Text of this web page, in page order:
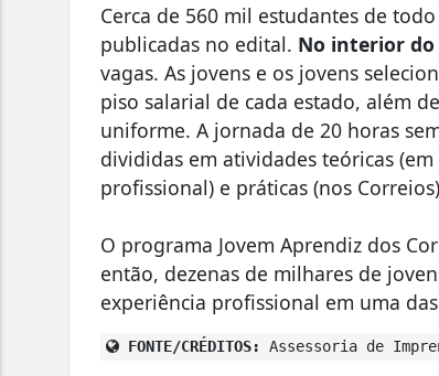
Cerca de 560 mil estudantes de
publicadas no edital. No interior do
vagas. As jovens e os jovens
piso salarial de cada estado, além
uniforme. A jornada de 20 horas
divididas em atividades teóricas
profissional) e práticas (nos
O programa Jovem Aprendiz dos
então, dezenas de milhares de
experiência profissional em uma
FONTE/CRÉDITOS: Assessoria de